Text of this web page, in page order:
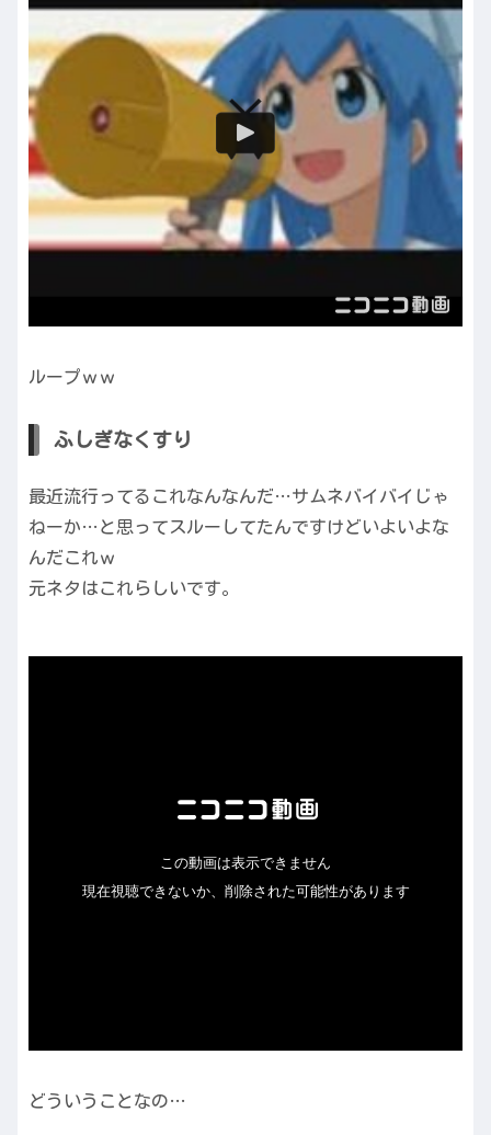
ループｗｗ
ふしぎなくすり
最近流行ってるこれなんなんだ…サムネバイバイじゃ
ねーか…と思ってスルーしてたんですけどいよいよな
んだこれｗ
元ネタはこれらしいです。
どういうことなの…